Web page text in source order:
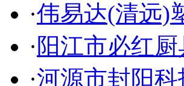
·伟易达(清远)
· 阳江市必红
·河源市封阳